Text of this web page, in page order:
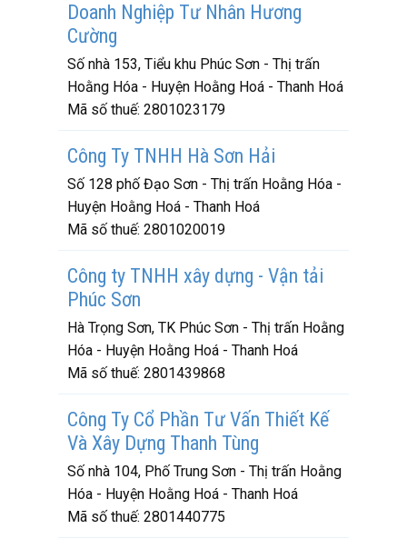
Doanh Nghiệp Tư Nhân Hương
Cường
Số nhà 153, Tiểu khu Phúc Sơn - Thị trấn
Hoằng Hóa - Huyện Hoằng Hoá - Thanh Hoá
Mã số thuế: 2801023179
Công Ty TNHH Hà Sơn Hải
Số 128 phố Đạo Sơn - Thị trấn Hoằng Hóa -
Huyện Hoằng Hoá - Thanh Hoá
Mã số thuế: 2801020019
Công ty TNHH xây dựng - Vận tải
Phúc Sơn
Hà Trọng Sơn, TK Phúc Sơn - Thị trấn Hoằng
Hóa - Huyện Hoằng Hoá - Thanh Hoá
Mã số thuế: 2801439868
Công Ty Cổ Phần Tư Vấn Thiết Kế
Và Xây Dựng Thanh Tùng
Số nhà 104, Phố Trung Sơn - Thị trấn Hoằng
Hóa - Huyện Hoằng Hoá - Thanh Hoá
Mã số thuế: 2801440775